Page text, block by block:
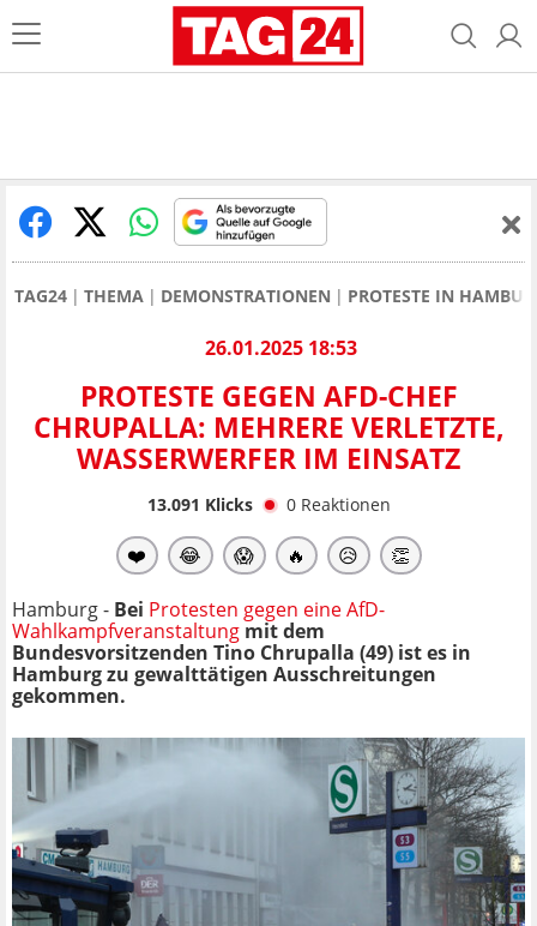
TAG24 THEMA DEMONSTRATIONEN PROTESTE IN
26.01.2025 18:53
PROTESTE GEGEN AFD-CHEF
CHRUPALLA: MEHRERE VERLETZTE,
WASSERWERFER IM EINSATZ
13.091 Klicks 0 Reaktionen
❤️ 😂 😱 🔥 😥 👏
Hamburg - Bei Protesten gegen eine AfD-
Wahlkampfveranstaltung mit dem
Bundesvorsitzenden Tino Chrupalla (49) ist es in
Hamburg zu gewalttätigen Ausschreitungen
gekommen.